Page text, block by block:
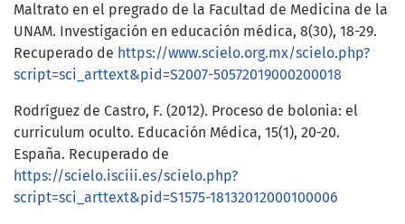
Maltrato en el pregrado de la Facultad de Medicina de la
UNAM. Investigación en educación médica, 8(30), 18-29.
Recuperado de https://www.scielo.org.mx/scielo.php?
script=sci_arttext&pid=S2007-50572019000200018
Rodríguez de Castro, F. (2012). Proceso de bolonia: el
curriculum oculto. Educación Médica, 15(1), 20-20.
España. Recuperado de
https://scielo.isciii.es/scielo.php?
script=sci_arttext&pid=S1575-18132012000100006